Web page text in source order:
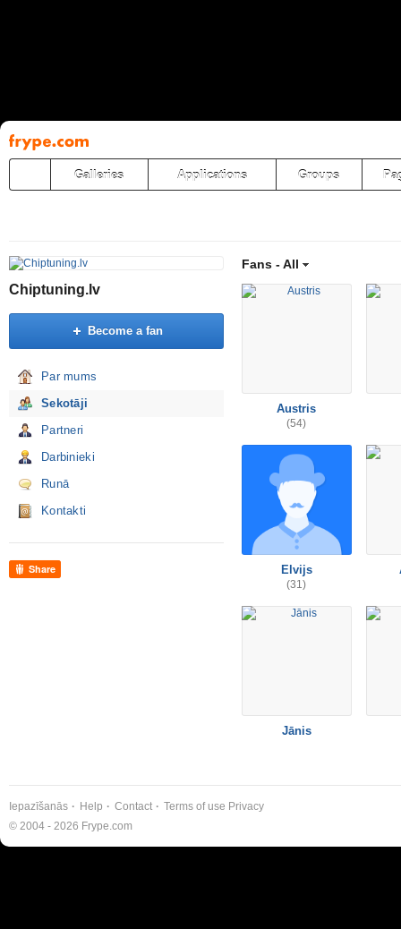
Pāriet
uz
saturu
Galleries Applications Groups
Chiptuning.lv
Become a fan
Par mums
Sekotāji
Partneri
Darbinieki
Runā
Kontakti
Share
Fans -All
Austris
(54)
Elvijs
(31)
Jānis
Iepazīšanās Help Contact Terms of use Privacy
© 2004 - 2026 Frype.com